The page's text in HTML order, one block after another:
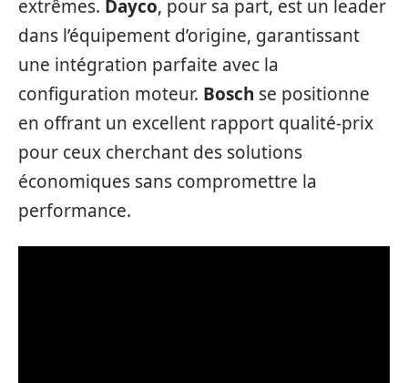
extrêmes. Dayco, pour sa part, est un leader
dans l’équipement d’origine, garantissant
une intégration parfaite avec la
configuration moteur. Bosch se positionne
en offrant un excellent rapport qualité-prix
pour ceux cherchant des solutions
économiques sans compromettre la
performance.